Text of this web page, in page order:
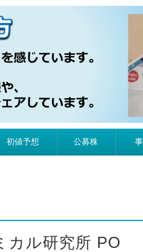
初値予想 公募株
カル研究所 PO